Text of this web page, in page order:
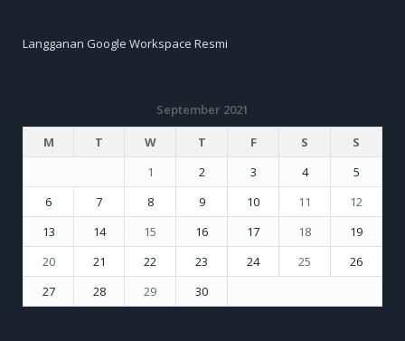
Langganan Google Workspace Resmi
September 2021
M
T W T F S
S
1
2 3 4
5
6
7 8 9 10 11
12
13
14 15 16 17 18
19
20
21 22 23 24 25
26
27
28 29
30